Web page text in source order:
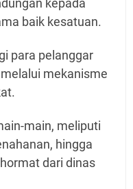
kepada
baik kesatuan.
para pelanggar
mekanisme
main, meliputi
hingga
dari dinas